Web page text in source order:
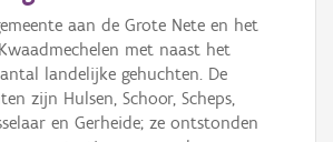
aan de Grote Nete en het
met naast het
landelijke gehuchten. De
zijn Hulsen, Schoor, Scheps,
en Gerheide; ze ontstonden